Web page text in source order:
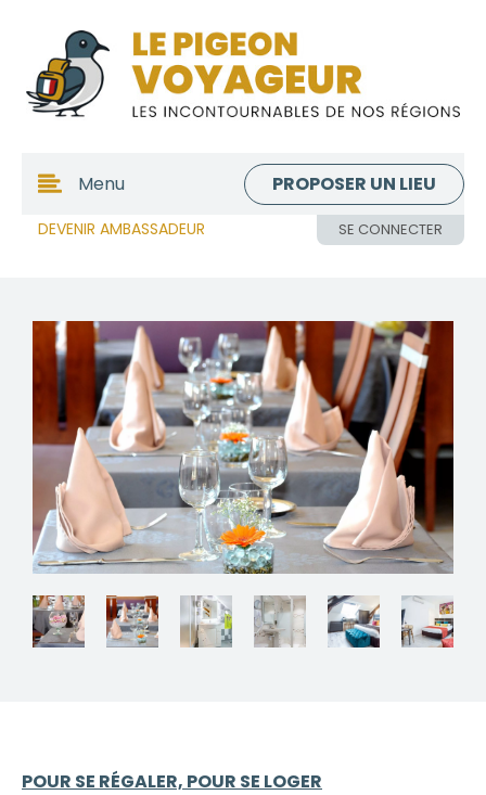
DEVENIR AMBASSADEUR SE CONNECTER
Menu PROPOSER UN LIEU
POUR SE RÉGALER, POUR SE LOGER